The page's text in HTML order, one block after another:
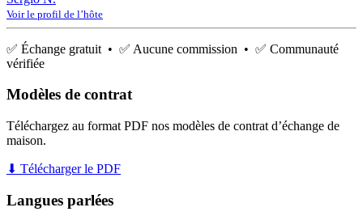
Voir le profil de l’hôte
✅ Échange gratuit • ✅ Aucune commission • ✅ Communauté
vérifiée
Modèles de contrat
Téléchargez au format PDF nos modèles de contrat d’échange de
maison.
⬇ Télécharger le PDF
Langues parlées